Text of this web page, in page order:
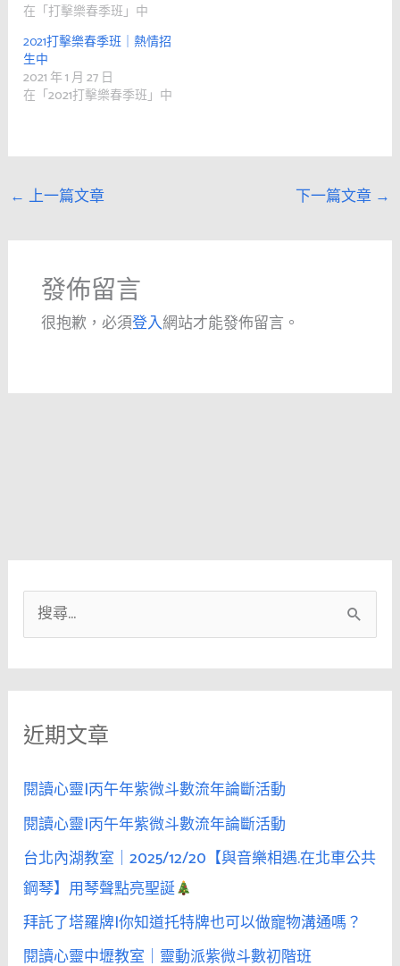
在「打擊樂春季班」中
2021打擊樂春季班｜熱情招
生中
2021 年 1 月 27 日
在「2021打擊樂春季班」中
← 上一篇文章 下一篇文章 →
發佈留言
很抱歉，必須登入網站才能發佈留言。
尋
關
字
近期文章
閱讀心靈|丙午年紫微斗數流年論斷活動
閱讀心靈|丙午年紫微斗數流年論斷活動
台北內湖教室｜2025/12/20【與音樂相遇.在北車公共
鋼琴】用琴聲點亮聖誕
拜託了塔羅牌|你知道托特牌也可以做寵物溝通嗎？
閱讀心靈中壢教室｜靈動派紫微斗數初階班